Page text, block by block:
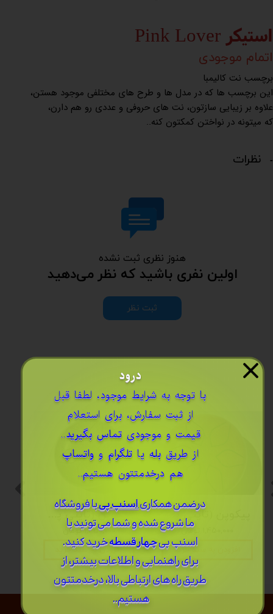
استیکر Pink Lover
اتمام موجودی
برچسب نت کالیمبا
این برچسب ها که در مدل ها و طرح های مختلفی موجود هستن،
علاوه بر زیبایی سازتون، نت های حروفی و عددی رو هم دارن،
که میتونه در نواختن کمکتون کنه..
نظرات
هنوز نظری ثبت نشده
اولین نفری باشید که نظر می‌دهید
ثبت نظر
پیکوپن (تاینی پن) 6 نت برند دلکو
۱,۴۵۰,۰۰۰ تومان
افزودن به سبد خرید
پیکوپن (تاینی پن) 6 نت برند دلکو
افزودن به سبد خرید
درود
​با توجه به شرایط موجود، لطفا قبل
از ثبت سفارش، برای استعلام
قیمت و موجودی تماس بگیرید..
از طریق بله یا تلگرام و واتساپ
هم درخدمتتون هستیم..
درضمن ​همکاریاسنپ پیبا فروشگاه
ما شروع شده و شما می تونید با
اسنپ پیچهار قسطهخرید کنید.
برای راهنمایی و اطلاعات بیشتر، از
طریق راه های ارتباطی بالا، درخدمتتون
هستیم..